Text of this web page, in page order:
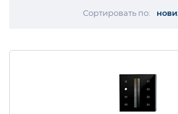
Сортировать по: